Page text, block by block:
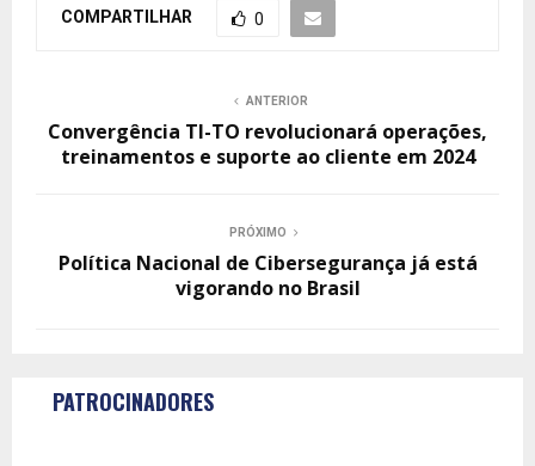
COMPARTILHAR 0
ANTERIOR
Convergência TI-TO revolucionará operações,
treinamentos e suporte ao cliente em 2024
PRÓXIMO
Política Nacional de Cibersegurança já está
vigorando no Brasil
PATROCINADORES